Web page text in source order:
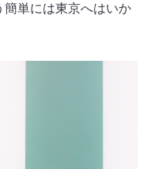
単には東京へはいか